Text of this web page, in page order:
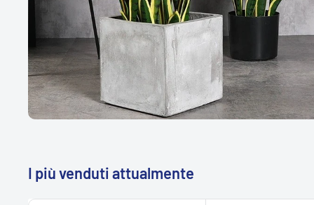
I più venduti attualmente